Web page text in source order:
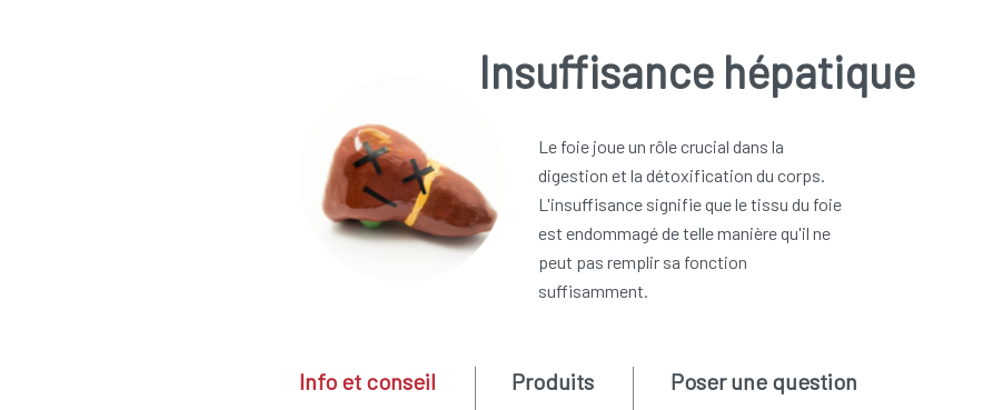
Insuffisance hépatique
Le foie joue un rôle crucial dans la
digestion et la détoxification du corps.
L'insuffisance signifie que le tissu du foie
est endommagé de telle manière qu'il ne
peut pas remplir sa fonction
suffisamment.
Info et conseil Produits Poser une question